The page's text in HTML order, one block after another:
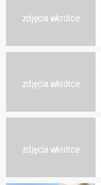
zdjęcia wkrótce
zdjęcia wkrótce
zdjęcia wkrótce